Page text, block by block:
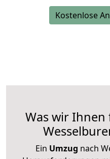
Kostenlose
Was wir
Ein Umzug nach